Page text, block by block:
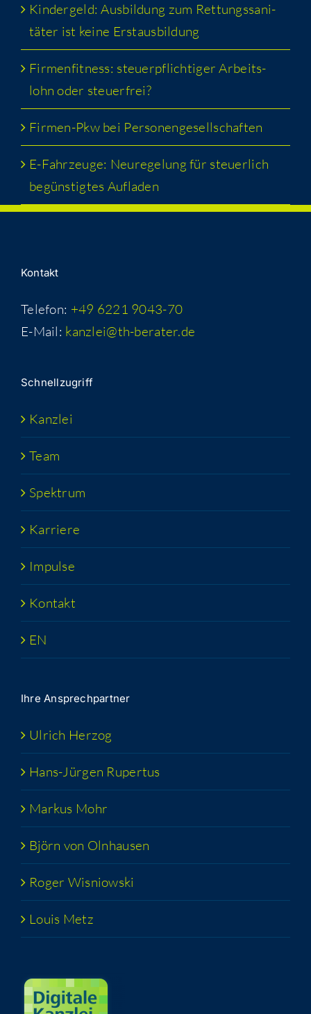
Kin­der­geld: Aus­bil­dung zum Ret­tungs­sa­ni­
tä­ter ist kei­ne Erstausbildung
Fir­men­fit­ness: steu­er­pflich­ti­ger Arbeits­
lohn oder steuerfrei?
Fir­men-Pkw bei Personengesellschaften
E-Fahr­zeu­ge: Neu­re­ge­lung für steu­er­lich
begüns­tig­tes Aufladen
Kon­takt
Telefon: +49 6221 9043-70
E-Mail: kanzlei@th-berater.de
Schnell­zu­griff
Kanz­lei
Team
Spek­trum
Kar­rie­re
Impul­se
Kon­takt
EN
Ihre Ansprech­part­ner
Ulrich Her­zog
Hans-Jür­­gen Rupertus
Mar­kus Mohr
Björn von Olnhausen
Roger Wis­niow­ski
Lou­is Metz